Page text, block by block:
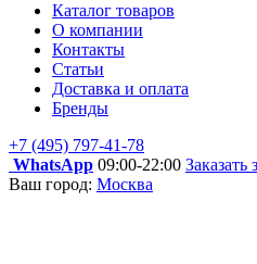
Каталог товаров
О компании
Контакты
Статьи
Доставка и оплата
Бренды
+7 (495) 797-41-78
WhatsApp 09:00-22:00 Заказать
Ваш город: Москва